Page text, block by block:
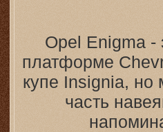
Opel Enigma -
платформе
купе Insignia, но
часть